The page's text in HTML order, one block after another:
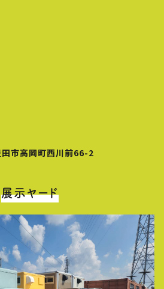
田市高岡町西川前66-2
展示ヤード